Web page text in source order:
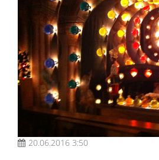
20.06.2016 3:50